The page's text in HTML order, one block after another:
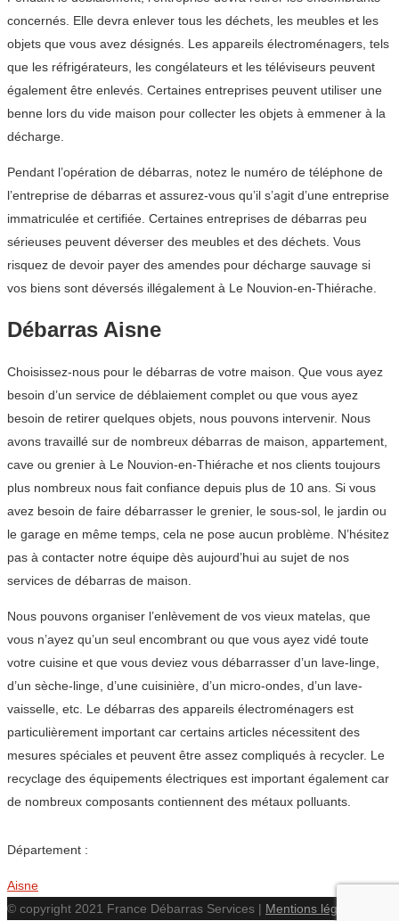
concernés. Elle devra enlever tous les déchets, les meubles et les
objets que vous avez désignés. Les appareils électroménagers, tels
que les réfrigérateurs, les congélateurs et les téléviseurs peuvent
également être enlevés. Certaines entreprises peuvent utiliser une
benne lors du vide maison pour collecter les objets à emmener à la
décharge.
Pendant l’opération de débarras, notez le numéro de téléphone de
l’entreprise de débarras et assurez-vous qu’il s’agit d’une entreprise
immatriculée et certifiée. Certaines entreprises de débarras peu
sérieuses peuvent déverser des meubles et des déchets. Vous
risquez de devoir payer des amendes pour décharge sauvage si
vos biens sont déversés illégalement à Le Nouvion-en-Thiérache.
Débarras Aisne
Choisissez-nous pour le débarras de votre maison. Que vous ayez
besoin d’un service de déblaiement complet ou que vous ayez
besoin de retirer quelques objets, nous pouvons intervenir. Nous
avons travaillé sur de nombreux débarras de maison, appartement,
cave ou grenier à Le Nouvion-en-Thiérache et nos clients toujours
plus nombreux nous fait confiance depuis plus de 10 ans. Si vous
avez besoin de faire débarrasser le grenier, le sous-sol, le jardin ou
le garage en même temps, cela ne pose aucun problème. N’hésitez
pas à contacter notre équipe dès aujourd’hui au sujet de nos
services de débarras de maison.
Nous pouvons organiser l’enlèvement de vos vieux matelas, que
vous n’ayez qu’un seul encombrant ou que vous ayez vidé toute
votre cuisine et que vous deviez vous débarrasser d’un lave-linge,
d’un sèche-linge, d’une cuisinière, d’un micro-ondes, d’un lave-
vaisselle, etc. Le débarras des appareils électroménagers est
particulièrement important car certains articles nécessitent des
mesures spéciales et peuvent être assez compliqués à recycler. Le
recyclage des équipements électriques est important également car
de nombreux composants contiennent des métaux polluants.
Département :
Aisne
© copyright 2021 France Débarras Services | Mentions légales